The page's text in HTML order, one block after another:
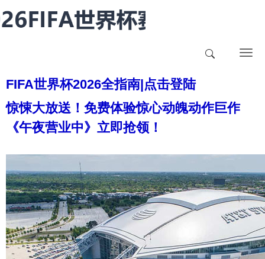
T
a
i
g
a
i
o
FIFA世界杯2026全指南|点击登陆
惊悚大放送！免费体验惊心动魄动作巨作
《午夜营业中》立即抢领！